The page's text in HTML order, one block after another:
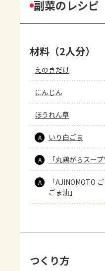
副菜のレシピ
材料（2人分）
えのきだけ
にんじん
ほうれん草
A いり白ごま
A 「丸鶏がらスープ
A
「AJINOMOTO
ごま油」
つくり方